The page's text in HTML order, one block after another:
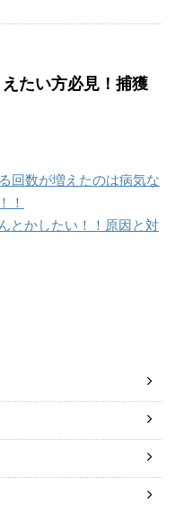
たい方必見！捕獲
回数が増えたのは病気な
！
とかしたい！！原因と対